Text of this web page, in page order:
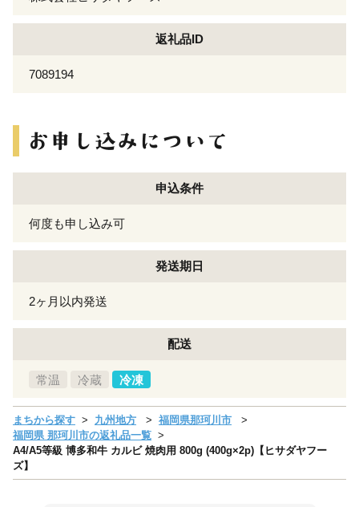
返礼品ID
7089194
申込条件
何度も申し込み可
発送期日
2ヶ月以内発送
配送
常温 冷蔵 冷凍
まちから探す 九州地方
福岡県那珂川市
福岡県 那珂川市の返礼品一覧
A4/A5等級 博多和牛 カルビ 焼肉用 800g (400g×2p)【ヒサダヤフー
ズ】